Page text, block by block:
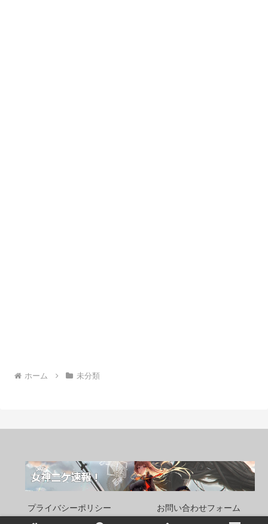
ホーム 未分類
プライバシーポリシー お問い合わせフォーム